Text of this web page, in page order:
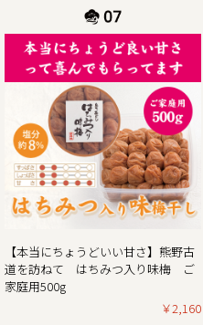
年末年始期間中の営業日の営業
平素は格別のご高配を賜り厚く
表記の件、下記の通りご案内さ
何かとご迷惑をお掛け致しま
りますよう宜しくお願い致しま
2024年12月21日（土曜日）お
※2024年12月21日（土曜日）
（火曜日）以降の出荷。
2024年12月
2024年12月29日（日曜日
日） 休 業 日
2025年1月
日） 平常
【本当にちょうどいい甘さ】熊野古
道を訪ねて はちみつ入り味梅 ご
家庭用500g
￥2,160